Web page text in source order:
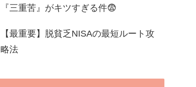
『三重苦』がキツすぎる件😨
【最重要】脱貧乏NISAの最短ルート攻
略法